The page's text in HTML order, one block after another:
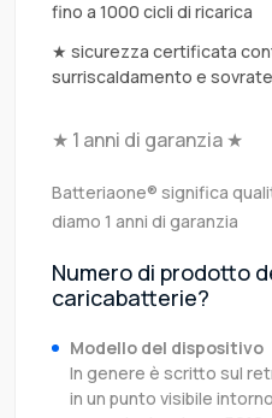
fino a 1000 cicli di ricarica
★ sicurezza certificata
surriscaldamento e
★ 1 anni di garanzia ★
Batteriaone® significa
diamo 1 anni di garanzia
Numero di prodotto
caricabatterie?
Modello del dispositivo
In genere è scritto sul
in un punto visibile